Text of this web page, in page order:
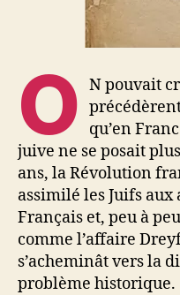
O N pouvait
qu’en
juive ne se posait
ans, la Révolution
assimilé les Juifs aux
Français et, peu à
comme l’affaire
s’acheminât vers la
problème historique.